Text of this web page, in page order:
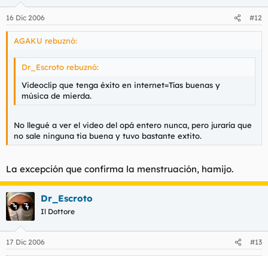
16 Dic 2006 #12
AGAKU rebuznó:
Dr_Escroto rebuznó:
Videoclip que tenga éxito en internet=Tías buenas y
música de mierda.
No llegué a ver el video del opá entero nunca, pero juraría que
no sale ninguna tia buena y tuvo bastante extito.
La excepción que confirma la menstruación, hamijo.
Dr_Escroto
Il Dottore
17 Dic 2006 #13